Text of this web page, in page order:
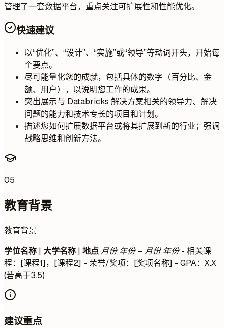
管理了一套数据平台，重点关注可扩展性和性能优化。
快速建议
以“优化”、“设计”、“实施”或“领导”等动词开头，开始每
个要点。
尽可能量化您的成就，包括具体的数字（百分比、金
额、用户），以说明您工作的成果。
突出展示与 Databricks 解决方案相关的领导力、解决
问题的能力和技术专长的项目和计划。
描述您如何扩展数据平台或将其扩展到新的行业；强调
战略思维和创新方法。
05
教育背景
教育背景
学位名称 | 大学名称 | 地点 月份 年份 – 月份 年份- 相关课
程：[课程1]，[课程2] - 荣誉/奖项：[奖项名称] - GPA：X.X
(若高于3.5)
建议重点